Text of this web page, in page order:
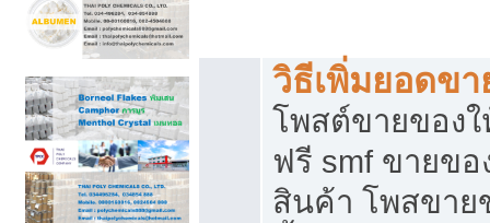
วิธีเพิ่มยอดข
โพสต์ขายของ
ฟรี smf ขายข
สินค้า โพสขาย